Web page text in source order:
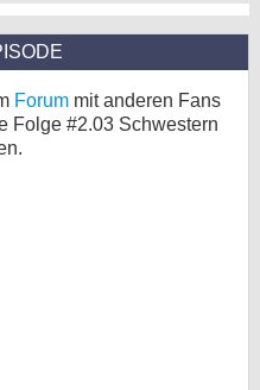
Forum mit anderen Fans
Folge #2.03 Schwestern